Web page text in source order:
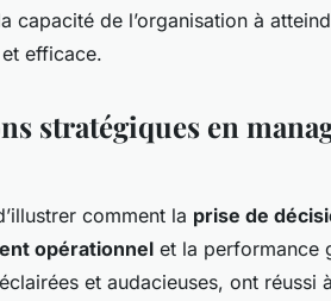
capacité de l’organisation à
efficace.
stratégiques en
comment la prise de
opérationnel et la performance
et audacieuses, ont réussi